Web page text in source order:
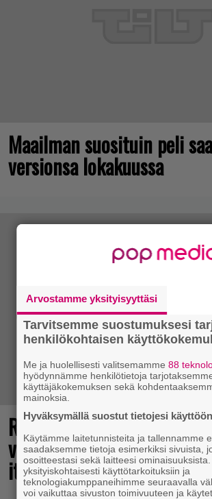
Maailman suosituin peli
versionsa lokakuussa
Rakastettu julkaisija
vuotta, valtavat alet
itsellesi klassikoita
Arvostamme yksityisyyttäsi
Tarvitsemme suostumuksesi
henkilökohtaisen
Me ja huolellisesti valitsemamme88
hyödynnämme henkilötietoja
käyttäjäkokemuksen sekä
mainoksia.
Hyväksymällä suostut tietojesi
Käytämme laitetunnisteita ja tallennamme
saadaksemme tietoja esimerkiksi sivuista,
osoitteestasi sekä laitteesi
yksityiskohtaisesti käyttötarkoituksiin ja
teknologiakumppaneihimme seuraavalla
voi vaikuttaa sivuston toimivuuteen ja